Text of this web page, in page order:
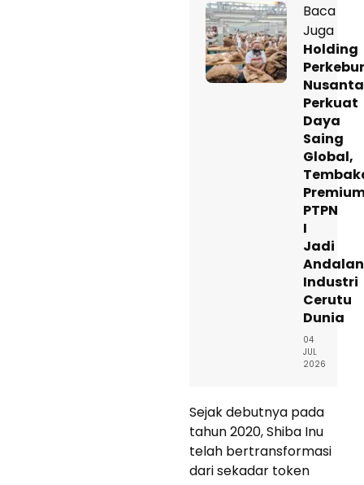
Baca
Juga
Holding
Perkuat
Daya
Saing
Global,
PTPN
I
Jadi
Andalan
Industri
Cerutu
Dunia
04
JUL
2026
Sejak debutnya pada
tahun 2020, Shiba Inu
telah bertransformasi
dari sekadar token